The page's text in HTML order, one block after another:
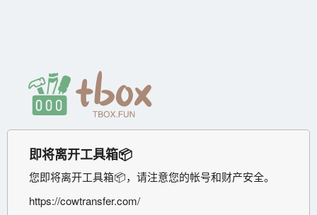
即将离开工具箱📦
您即将离开工具箱📦，请注意您的帐号和财产安全。
https://cowtransfer.com/